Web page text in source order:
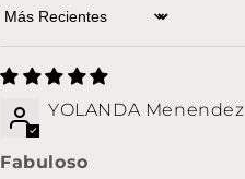
Sort by
YOLANDA Menendez
Fabuloso